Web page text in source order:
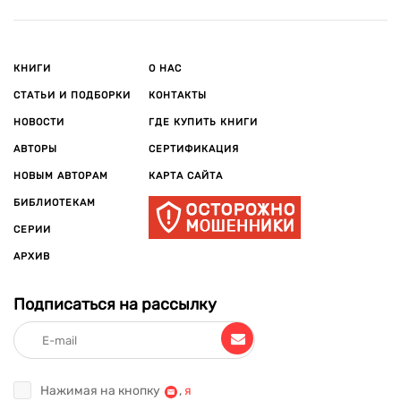
КНИГИ
СТАТЬИ И ПОДБОРКИ
НОВОСТИ
АВТОРЫ
НОВЫМ АВТОРАМ
БИБЛИОТЕКАМ
СЕРИИ
АРХИВ
О НАС
КОНТАКТЫ
ГДЕ КУПИТЬ КНИГИ
СЕРТИФИКАЦИЯ
КАРТА САЙТА
Подписаться на рассылку
Нажимая на кнопку , я